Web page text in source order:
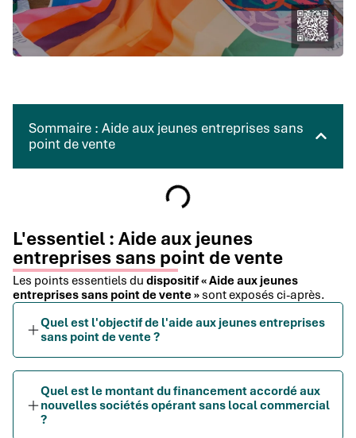
Sommaire : Aide aux jeunes entreprises sans
point de vente
L'essentiel : Aide aux jeunes
entreprises sans point de vente
Les points essentiels du dispositif « Aide aux jeunes
entreprises sans point de vente » sont exposés ci-après.
Quel est l'objectif de l'aide aux jeunes entreprises
sans point de vente ?
Quel est le montant du financement accordé aux
nouvelles sociétés opérant sans local commercial
?